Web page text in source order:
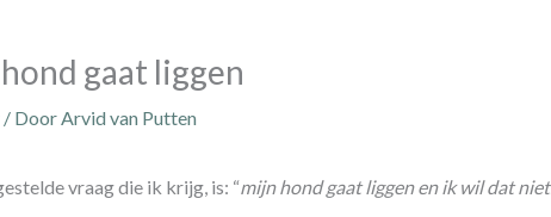
gaat liggen
/ Door Arvid van Putten
vraag die ik krijg, is: “mijn hond gaat liggen en ik wil dat